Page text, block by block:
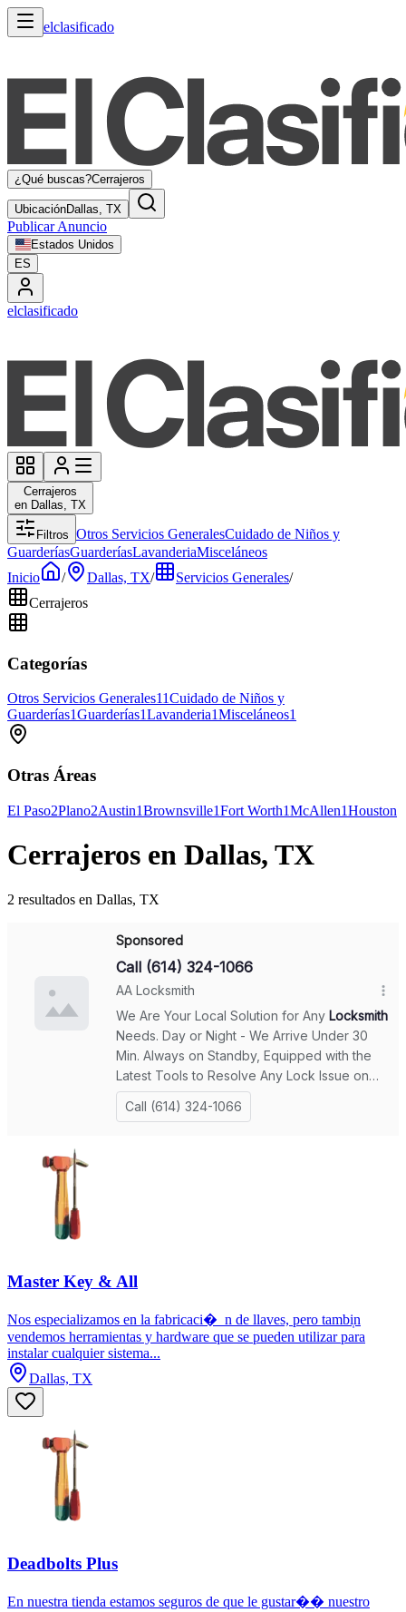
elclasificado
¿Qué buscas?Cerrajeros
UbicaciónDallas, TX
Publicar Anuncio
Estados Unidos
ES
elclasificado
Cerrajeros
en Dallas, TX
Filtros Otros Servicios GeneralesCuidado de Niños y
GuarderíasGuarderíasLavanderiaMisceláneos
Inicio
/ Dallas, TX/ Servicios Generales/
Cerrajeros
Categorías
Otros Servicios Generales11Cuidado de Niños y
Guarderías1Guarderías1Lavanderia1Misceláneos1
Otras Áreas
El Paso2Plano2Austin1Brownsville1Fort Worth1McAllen1Houston
Cerrajeros en Dallas, TX
2 resultados en Dallas, TX
Master Key & All
Nos especializamos en la fabricaci�_n de llaves, pero tambi̩n
vendemos herramientas y hardware que se pueden utilizar para
instalar cualquier sistema...
Dallas, TX
Deadbolts Plus
En nuestra tienda estamos seguros de que le gustar�� nuestro